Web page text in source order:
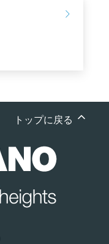
トップに戻る